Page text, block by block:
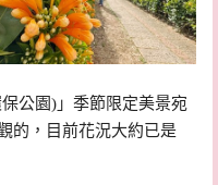
公園)」季節限定美景宛
的，目前花況大約已是